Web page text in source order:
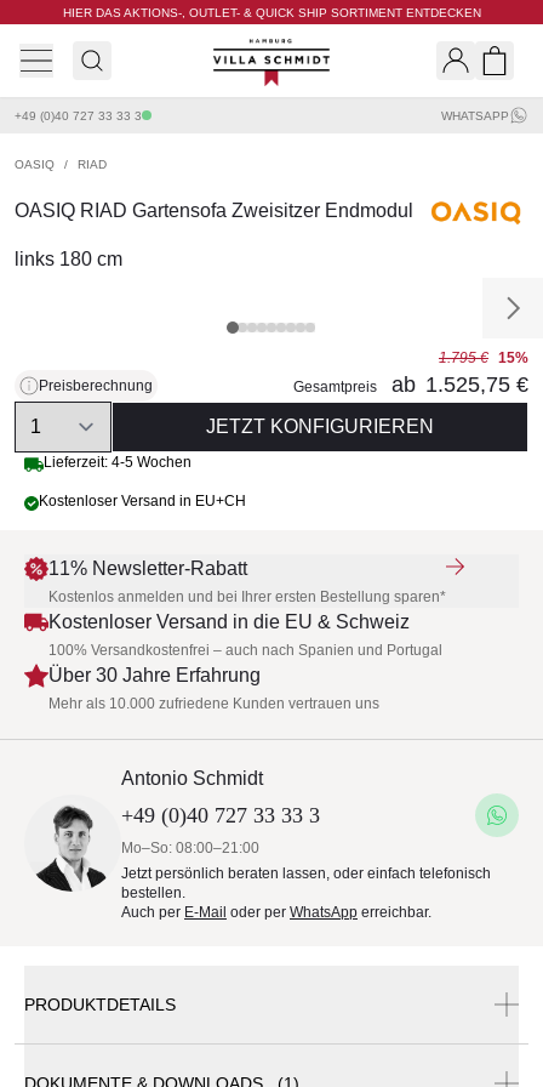
HIER DAS AKTIONS-, OUTLET- & QUICK SHIP SORTIMENT ENTDECKEN
Villa Schmidt
+49 (0)40 727 33 33 3 WHATSAPP
OASIQ / RIAD
OASIQ RIAD Gartensofa Zweisitzer Endmodul
links 180 cm
Preisberechnung
1.795 € 15%
Gesamtpreis
ab 1.525,75 €
Quantity
JETZT KONFIGURIEREN
Lieferzeit: 4-5 Wochen
Kostenloser Versand in EU+CH
11% Newsletter-Rabatt
Kostenlos anmelden und bei Ihrer ersten Bestellung sparen*
Kostenloser Versand in die EU & Schweiz
100% Versandkostenfrei – auch nach Spanien und Portugal
Über 30 Jahre Erfahrung
Mehr als 10.000 zufriedene Kunden vertrauen uns
Antonio Schmidt
+49 (0)40 727 33 33 3
Mo–So: 08:00–21:00
Jetzt persönlich beraten lassen, oder einfach telefonisch
bestellen.
Auch per E-Mail oder per WhatsApp erreichbar.
PRODUKTDETAILS
DOKUMENTE & DOWNLOADS (1)